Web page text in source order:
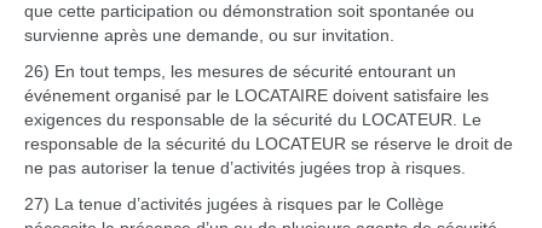
que cette participation ou démonstration soit spontanée ou
survienne après une demande, ou sur invitation.
26) En tout temps, les mesures de sécurité entourant un
événement organisé par le LOCATAIRE doivent satisfaire les
exigences du responsable de la sécurité du LOCATEUR. Le
responsable de la sécurité du LOCATEUR se réserve le droit de
ne pas autoriser la tenue d’activités jugées trop à risques.
27) La tenue d’activités jugées à risques par le Collège